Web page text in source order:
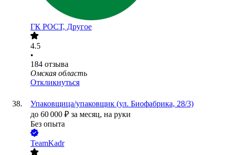
ГК РОСТ, Другое
4.5
•
184 отзыва
Омская область
Откликнуться
Упаковщица/упаковщик (ул. Биофабрика, 28/3)
до 60 000 ₽ за месяц, на руки
Без опыта
TeamKadr